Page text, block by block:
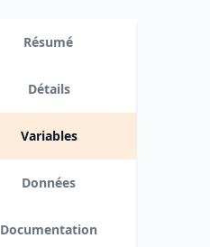
Résumé
Détails
Variables
Données
Documentation